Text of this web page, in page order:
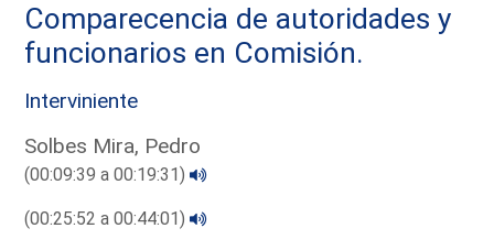
Comparecencia de autoridades y
funcionarios en Comisión.
Interviniente
Solbes Mira, Pedro
(00:09:39 a 00:19:31)
(00:25:52 a 00:44:01)